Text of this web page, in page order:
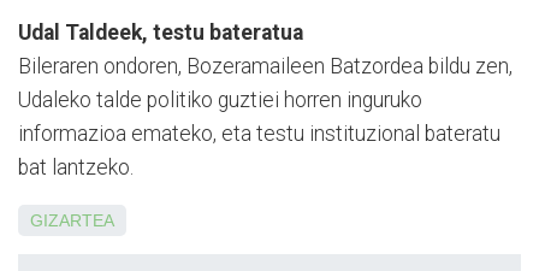
Udal Taldeek, testu bateratua
Bileraren ondoren, Bozera­mai­leen Batzordea bildu zen,
Uda­leko talde politiko guztiei ho­rren inguruko
informazioa emateko, eta testu instituzional bateratu
bat lantzeko.
GIZARTEA